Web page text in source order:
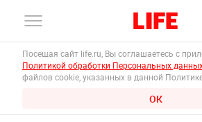
Посещая сайт life.ru, Вы соглашаетесь с
Политикой обработки Персональных
файлов cookie, указанных в данной
ОК